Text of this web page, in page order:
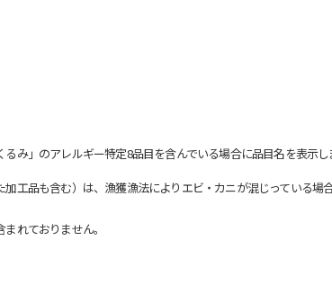
み」のアレルギー特定8品目を含んでいる場合に品目名を表示し
品も含む）は、漁獲漁法によりエビ・カニが混じっている場
れておりません。